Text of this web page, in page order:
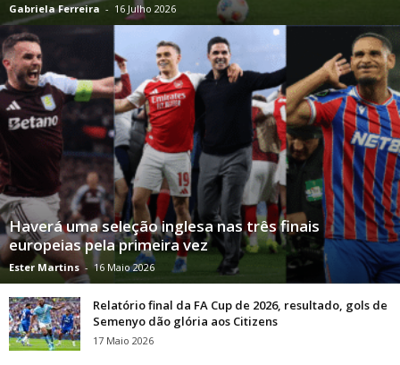
Gabriela Ferreira - 16 Julho 2026
Haverá uma seleção inglesa nas três finais
europeias pela primeira vez
Ester Martins - 16 Maio 2026
Relatório final da FA Cup de 2026, resultado, gols de
Semenyo dão glória aos Citizens
17 Maio 2026